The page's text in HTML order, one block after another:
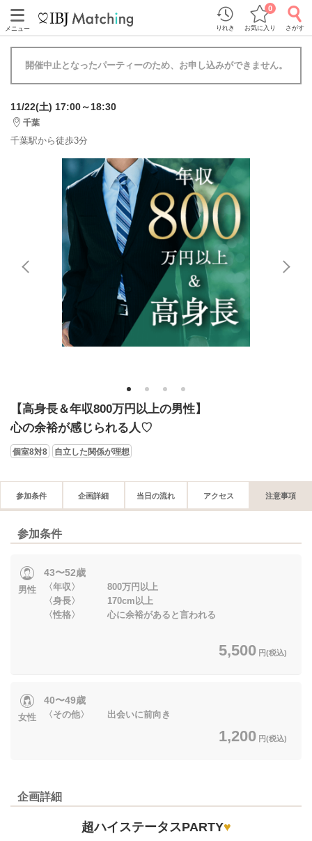
メニュー りれき お気に入り
0
さがす
開催中止となったパーティーのため、お申し込みができません。
11/22(土) 17:00～18:30
千葉
千葉駅から徒歩3分
1 2 3 4
【高身長＆年収800万円以上の男性】
心の余裕が感じられる人♡
個室8対8 自立した関係が理想
参加条件 企画詳細 当日の流れ アクセス 注意事項
参加条件
男性
43〜52歳
〈年収〉 800万円以上
〈身長〉 170cm以上
〈性格〉 心に余裕があると言われる
5,500 円(税込)
女性
40〜49歳
〈その他〉 出会いに前向き
1,200 円(税込)
企画詳細
超ハイステータスPARTY♥